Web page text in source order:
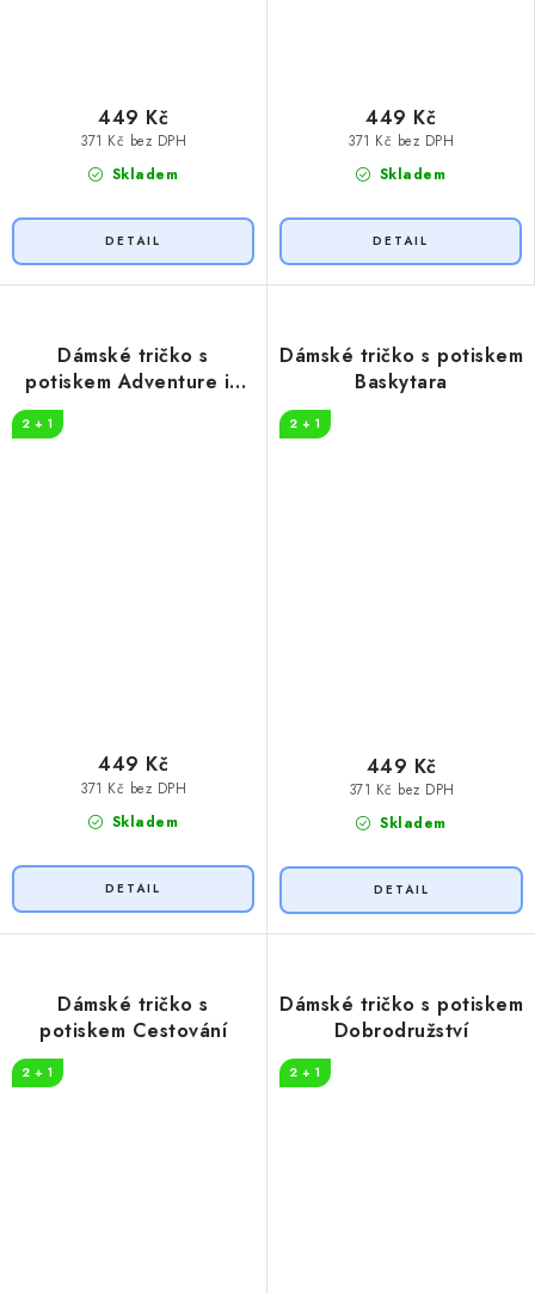
Skladem
371 Kč bez DPH
449 Kč
Skladem
371 Kč bez DPH
449 Kč
Dámské tričko s
potiskem Adventure in
2 + 1
Skladem
371 Kč bez DPH
449 Kč
Dámské tričko s potiskem
Baskytara
2 + 1
Skladem
371 Kč bez DPH
449 Kč
Dámské tričko s
potiskem Cestování
2 + 1
Dámské tričko s potiskem
Dobrodružství
2 + 1